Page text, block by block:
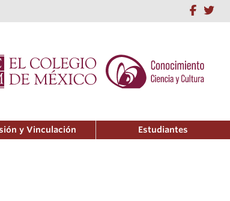
y Vinculación Estudiantes